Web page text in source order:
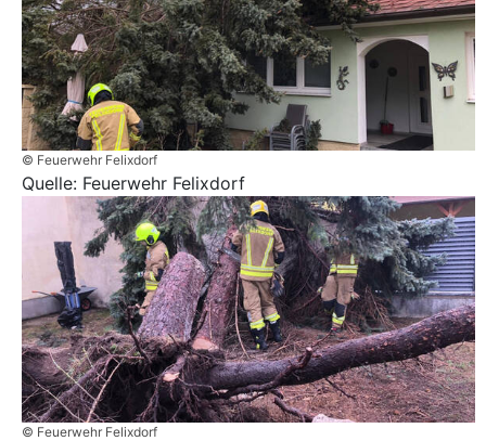
© Feuerwehr Felixdorf
Quelle: Feuerwehr Felixdorf
© Feuerwehr Felixdorf